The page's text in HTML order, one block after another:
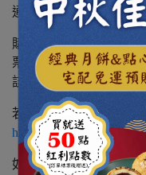
通知，
購買人收到通知後，可
票)、全家的機器
該紙本即可進行兌獎，
若遺失，依國稅局規定
https://reurl.cc/kp1DKx)
如原資料錯誤或其他原